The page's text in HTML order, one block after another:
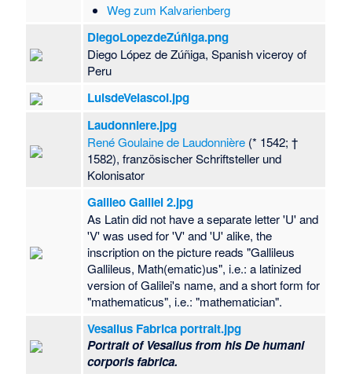
Weg zum Kalvarienberg
DiegoLopezdeZúñiga.png
Diego López de Zúñiga, Spanish viceroy of
Peru
LuisdeVelascoI.jpg
Laudonniere.jpg
René Goulaine de Laudonnière (* 1542; †
1582), französischer Schriftsteller und
Kolonisator
Galileo Galilei 2.jpg
As Latin did not have a separate letter 'U' and
'V' was used for 'V' and 'U' alike, the
inscription on the picture reads "Gallileus
Gallileus, Math(ematic)us", i.e.: a latinized
version of Galilei's name, and a short form for
"mathematicus", i.e.: "mathematician".
Vesalius Fabrica portrait.jpg
Portrait of Vesalius from hisDe humani
corporis fabrica.